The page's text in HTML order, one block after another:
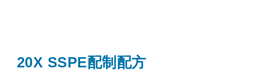
20X SSPE配制配方